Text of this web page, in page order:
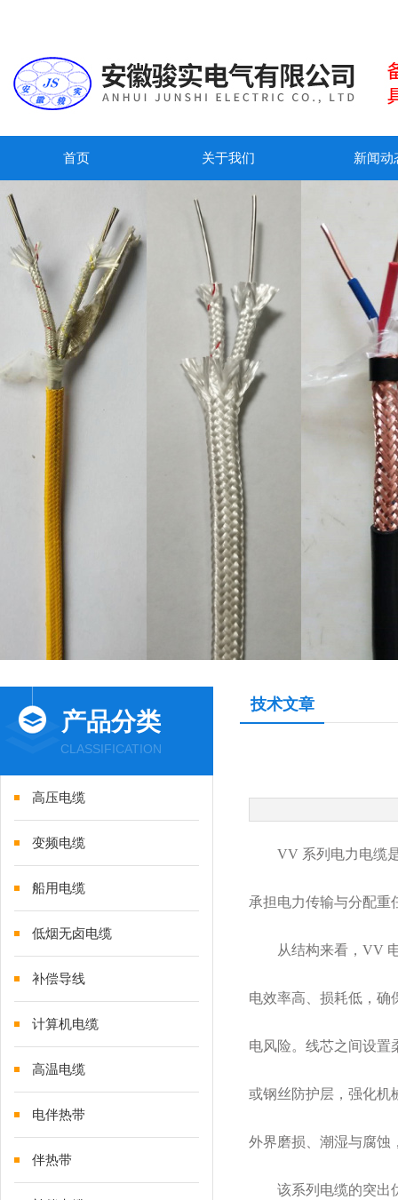
首页 关于我们 新闻动
产品分类
CLASSIFICATION
高压电缆
变频电缆
船用电缆
低烟无卤电缆
补偿导线
计算机电缆
高温电缆
电伴热带
伴热带
技术文章
VV 系列电力电缆
承担电力传输与分配重
从结构来看， VV
电效率高、损耗低，确
电风险。线芯之间设置
或钢丝防护层，强化机
外界磨损、潮湿与腐蚀
该系列电缆的突出